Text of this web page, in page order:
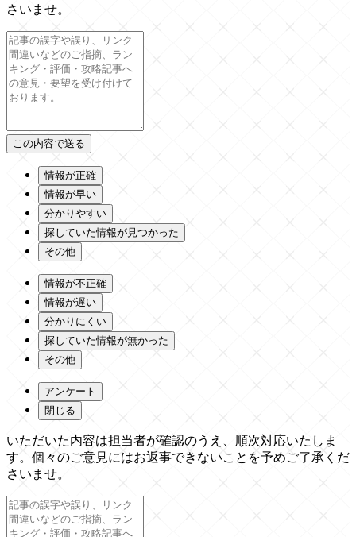
さいませ。
情報が正確
情報が早い
分かりやすい
探していた情報が見つかった
その他
情報が不正確
情報が遅い
分かりにくい
探していた情報が無かった
その他
アンケート
閉じる
いただいた内容は担当者が確認のうえ、順次対応いたしま
す。個々のご意見にはお返事できないことを予めご了承くだ
さいませ。